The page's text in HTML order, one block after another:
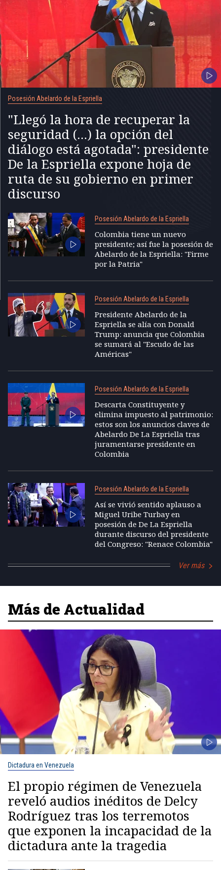
Posesión Abelardo de la Espriella
"Llegó la hora de recuperar la
seguridad (...) la opción del
diálogo está agotada": presidente
De la Espriella expone hoja de
ruta de su gobierno en primer
discurso
Posesión Abelardo de la Espriella
Colombia tiene un nuevo
presidente; así fue la posesión de
Abelardo de la Espriella: "Firme
por la Patria"
Posesión Abelardo de la Espriella
Presidente Abelardo de la
Espriella se alía con Donald
Trump: anuncia que Colombia
se sumará al "Escudo de las
Américas"
Posesión Abelardo de la Espriella
Descarta Constituyente y
elimina impuesto al patrimonio:
estos son los anuncios claves de
Abelardo De La Espriella tras
juramentarse presidente en
Colombia
Posesión Abelardo de la Espriella
Así se vivió sentido aplauso a
Miguel Uribe Turbay en
posesión de De La Espriella
durante discurso del presidente
del Congreso: "Renace Colombia"
Ver más
Más de Actualidad
Dictadura en Venezuela
El propio régimen de Venezuela
reveló audios inéditos de Delcy
Rodríguez tras los terremotos
que exponen la incapacidad de la
dictadura ante la tragedia